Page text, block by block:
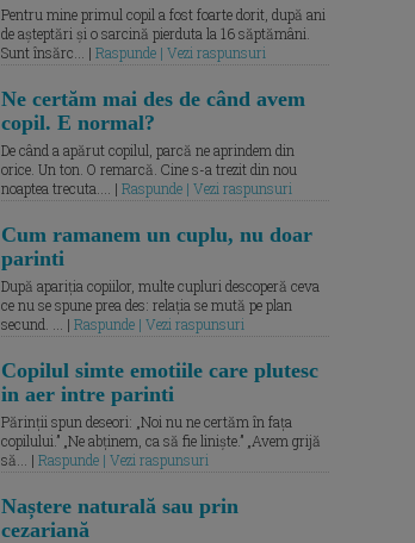
Pentru mine primul copil a fost foarte dorit, după ani
de așteptări și o sarcină pierduta la 16 săptămâni.
Sunt însărc... | Raspunde | Vezi raspunsuri
Ne certăm mai des de când avem
copil. E normal?
De când a apărut copilul, parcă ne aprindem din
orice. Un ton. O remarcă. Cine s-a trezit din nou
noaptea trecuta.... | Raspunde | Vezi raspunsuri
Cum ramanem un cuplu, nu doar
parinti
După apariția copiilor, multe cupluri descoperă ceva
ce nu se spune prea des: relația se mută pe plan
secund. ... | Raspunde | Vezi raspunsuri
Copilul simte emotiile care plutesc
in aer intre parinti
Părinții spun deseori: „Noi nu ne certăm în fața
copilului.” „Ne abținem, ca să fie liniște.” „Avem grijă
să... | Raspunde | Vezi raspunsuri
Naștere naturală sau prin
cezariană